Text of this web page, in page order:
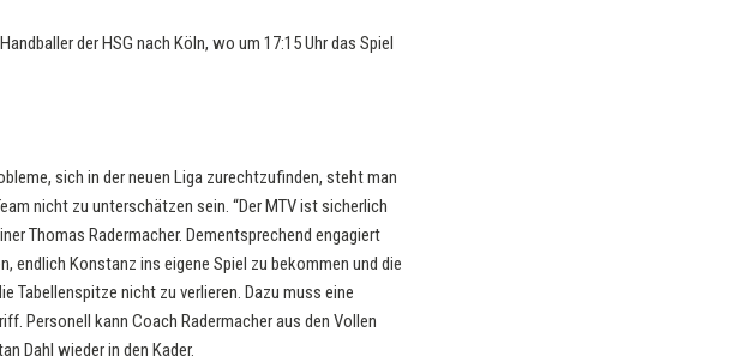
der HSG nach Köln, wo um 17:15 Uhr das Spiel
sich in der neuen Liga zurechtzufinden, steht man
nicht zu unterschätzen sein. “Der MTV ist sicherlich
Thomas Radermacher. Dementsprechend engagiert
endlich Konstanz ins eigene Spiel zu bekommen und die
Tabellenspitze nicht zu verlieren. Dazu muss eine
Personell kann Coach Radermacher aus den Vollen
Dahl wieder in den Kader.